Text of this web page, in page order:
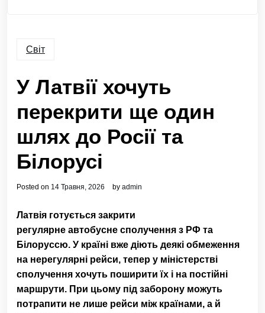
Світ
У Латвії хочуть
перекрити ще один
шлях до Росії та
Білорусі
Posted on 14 Травня, 2026 by admin
Латвія готується закрити
регулярне автобусне сполучення з РФ та
Білоруссю. У країні вже діють деякі обмеження
на нерегулярні рейси, тепер у міністерстві
сполучення хочуть поширити їх і на постійні
маршрути. При цьому під заборону можуть
потрапити не лише рейси між країнами, а й